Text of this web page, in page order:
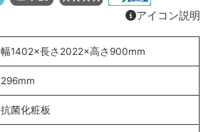
アイコン説明
幅1402×長さ2022×高さ900mm
296mm
抗菌化粧板